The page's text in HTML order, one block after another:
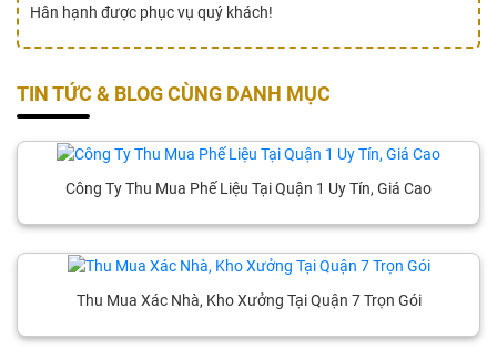
Hân hạnh được phục vụ quý khách!
TIN TỨC & BLOG CÙNG DANH MỤC
Công Ty Thu Mua Phế Liệu Tại Quận 1 Uy Tín, Giá Cao
Thu Mua Xác Nhà, Kho Xưởng Tại Quận 7 Trọn Gói